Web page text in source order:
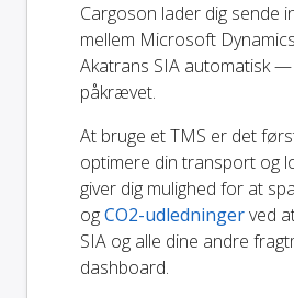
Cargoson lader dig sende
mellem Microsoft
Akatrans SIA automatisk
påkrævet.
At bruge et TMS er det
optimere din transport og
giver dig mulighed for at
ogCO2-udledningerved
SIA og alle dine andre
dashboard.